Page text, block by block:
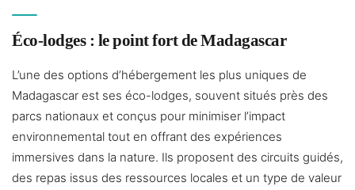
Éco-lodges : le point fort de Madagascar
L’une des options d’hébergement les plus uniques de
Madagascar est ses éco-lodges, souvent situés près des
parcs nationaux et conçus pour minimiser l’impact
environnemental tout en offrant des expériences
immersives dans la nature. Ils proposent des circuits guidés,
des repas issus des ressources locales et un type de valeur